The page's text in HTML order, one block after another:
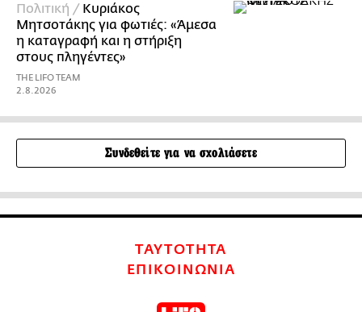
Πολιτική / Κυριάκος
Μητσοτάκης για φωτιές: «Άμεσα
η καταγραφή και η στήριξη
στους πληγέντες»
THE LIFO TEAM
2.8.2026
Συνδεθείτε για να σχολιάσετε
ΤΑΥΤΟΤΗΤΑ
ΕΠΙΚΟΙΝΩΝΙΑ